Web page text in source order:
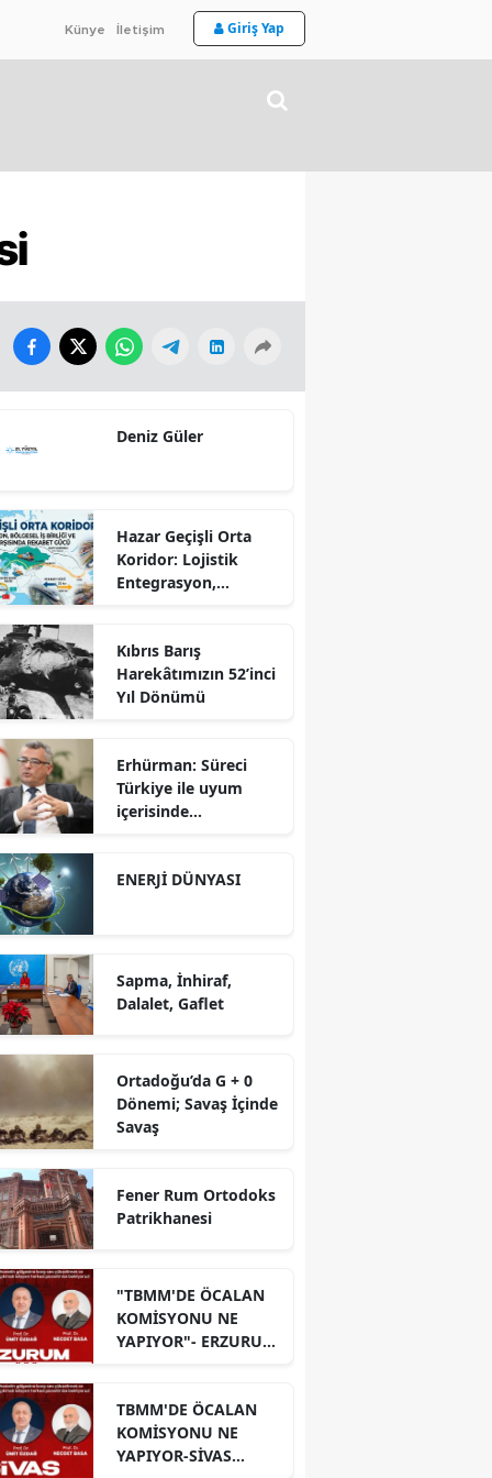
Künye İletişim Giriş Yap
Deniz Güler
Hazar Geçişli Orta
Koridor: Lojistik
Entegrasyon,
Karşısında Rekabet
Gücü
Kıbrıs Barış
Harekâtımızın 52’inci
Yıl Dönümü
Erhürman: Süreci
Türkiye ile uyum
içerisinde
ENERJİ DÜNYASI
Sapma, İnhiraf,
Dalalet, Gaflet
Ortadoğu’da G + 0
Dönemi; Savaş İçinde
Savaş
Fener Rum Ortodoks
Patrikhanesi
"TBMM'DE ÖCALAN
KOMİSYONU NE
YAPIYOR"- ERZURUM
TBMM'DE ÖCALAN
KOMİSYONU NE
YAPIYOR-SİVAS